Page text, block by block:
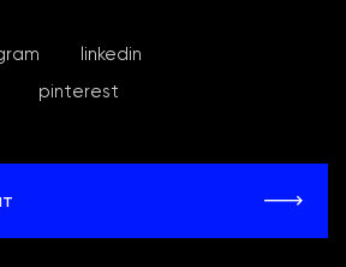
linkedin
pinterest